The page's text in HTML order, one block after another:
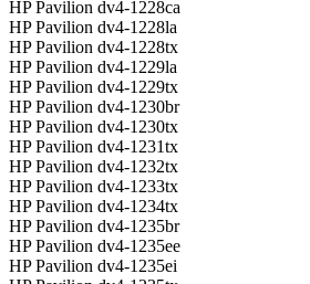
HP Pavilion dv4-1228ca
HP Pavilion dv4-1228la
HP Pavilion dv4-1228tx
HP Pavilion dv4-1229la
HP Pavilion dv4-1229tx
HP Pavilion dv4-1230br
HP Pavilion dv4-1230tx
HP Pavilion dv4-1231tx
HP Pavilion dv4-1232tx
HP Pavilion dv4-1233tx
HP Pavilion dv4-1234tx
HP Pavilion dv4-1235br
HP Pavilion dv4-1235ee
HP Pavilion dv4-1235ei